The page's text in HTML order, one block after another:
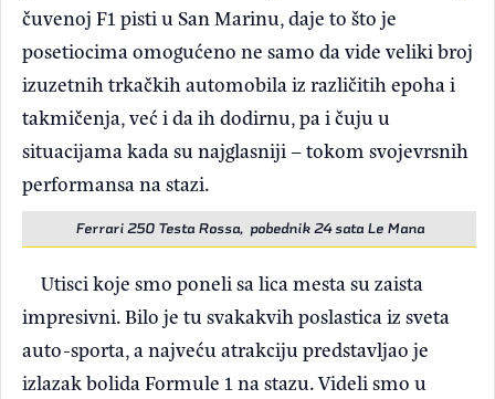
čuvenoj F1 pisti u San Marinu, daje to što je
posetiocima omogućeno ne samo da vide veliki broj
izuzetnih trkačkih automobila iz različitih epoha i
takmičenja, već i da ih dodirnu, pa i čuju u
situacijama kada su najglasniji – tokom svojevrsnih
performansa na stazi.
Ferrari 250 Testa Rossa, pobednik 24 sata Le Mana
Utisci koje smo poneli sa lica mesta su zaista
impresivni. Bilo je tu svakakvih poslastica iz sveta
auto-sporta, a najveću atrakciju predstavljao je
izlazak bolida Formule 1 na stazu. Videli smo u